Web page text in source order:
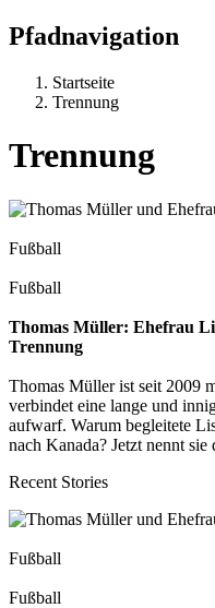
Pfadnavigation
Startseite
Trennung
Trennung
Fußball
Fußball
Thomas Müller: Ehefrau
Trennung
Thomas Müller ist seit 2009
verbindet eine lange und
aufwarf. Warum begleitete
nach Kanada? Jetzt nennt sie
Recent Stories
Fußball
Fußball